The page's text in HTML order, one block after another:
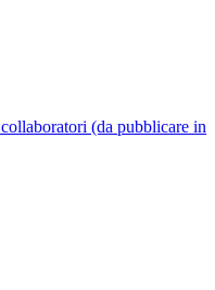
(da pubblicare in